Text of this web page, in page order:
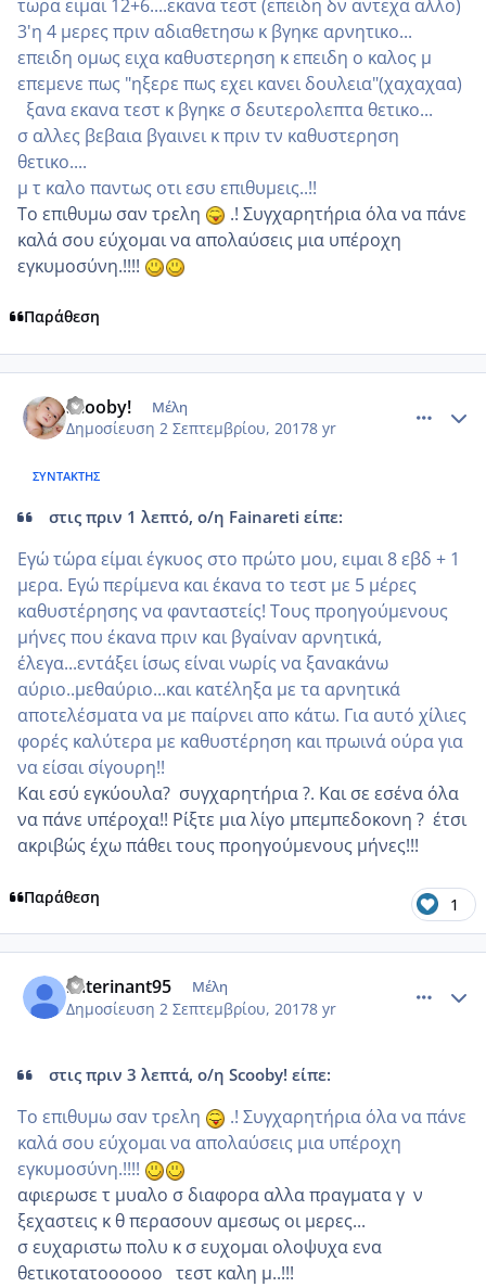
τωρα ειμαι 12+6....εκανα τεστ (επειδη δν αντεχα αλλο)
3'η 4 μερες πριν αδιαθετησω κ βγηκε αρνητικο...
επειδη ομως ειχα καθυστερηση κ επειδη ο καλος μ
επεμενε πως "ηξερε πως εχει κανει δουλεια"(χαχαχαα)
ξανα εκανα τεστ κ βγηκε σ δευτερολεπτα θετικο...
σ αλλες βεβαια βγαινει κ πριν τν καθυστερηση
θετικο....
μ τ καλο παντως οτι εσυ επιθυμεις..!!
Το επιθυμω σαν τρελη
.! Συγχαρητήρια όλα να πάνε
καλά σου εύχομαι να απολαύσεις μια υπέροχη
εγκυμοσύνη.!!!!
Παράθεση
Scooby! Μέλη
Δημοσίευση 2 Σεπτεμβρίου, 20178 yr
ΣΥΝΤΆΚΤΗΣ
στις πριν 1 λεπτό, ο/η Fainareti είπε:
Εγώ τώρα είμαι έγκυος στο πρώτο μου, ειμαι 8 εβδ + 1
μερα. Εγώ περίμενα και έκανα το τεστ με 5 μέρες
καθυστέρησης να φανταστείς! Τους προηγούμενους
μήνες που έκανα πριν και βγαίναν αρνητικά,
έλεγα...εντάξει ίσως είναι νωρίς να ξανακάνω
αύριο..μεθαύριο...και κατέληξα με τα αρνητικά
αποτελέσματα να με παίρνει απο κάτω. Για αυτό χίλιες
φορές καλύτερα με καθυστέρηση και πρωινά ούρα για
να είσαι σίγουρη!!
Και εσύ εγκύουλα? συγχαρητήρια ?. Και σε εσένα όλα
να πάνε υπέροχα!! Ρίξτε μια λίγο μπεμπεδοκονη ? έτσι
ακριβώς έχω πάθει τους προηγούμενους μήνες!!!
Παράθεση 1
katerinant95 Μέλη
Δημοσίευση 2 Σεπτεμβρίου, 20178 yr
στις πριν 3 λεπτά, ο/η Scooby! είπε:
Το επιθυμω σαν τρελη
.! Συγχαρητήρια όλα να πάνε
καλά σου εύχομαι να απολαύσεις μια υπέροχη
εγκυμοσύνη.!!!!
αφιερωσε τ μυαλο σ διαφορα αλλα πραγματα γ ν
ξεχαστεις κ θ περασουν αμεσως οι μερες...
σ ευχαριστω πολυ κ σ ευχομαι ολοψυχα ενα
θετικοτατοοοοοο τεστ καλη μ..!!!